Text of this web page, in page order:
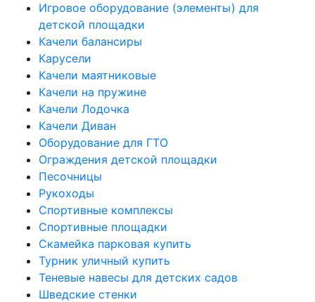
Игровое оборудование (элементы) для
детской площадки
Качели балансиры
Карусели
Качели маятниковые
Качели на пружине
Качели Лодочка
Качели Диван
Оборудование для ГТО
Ограждения детской площадки
Песочницы
Рукоходы
Спортивные комплексы
Спортивные площадки
Скамейка парковая купить
Турник уличный купить
Теневые навесы для детских садов
Шведские стенки